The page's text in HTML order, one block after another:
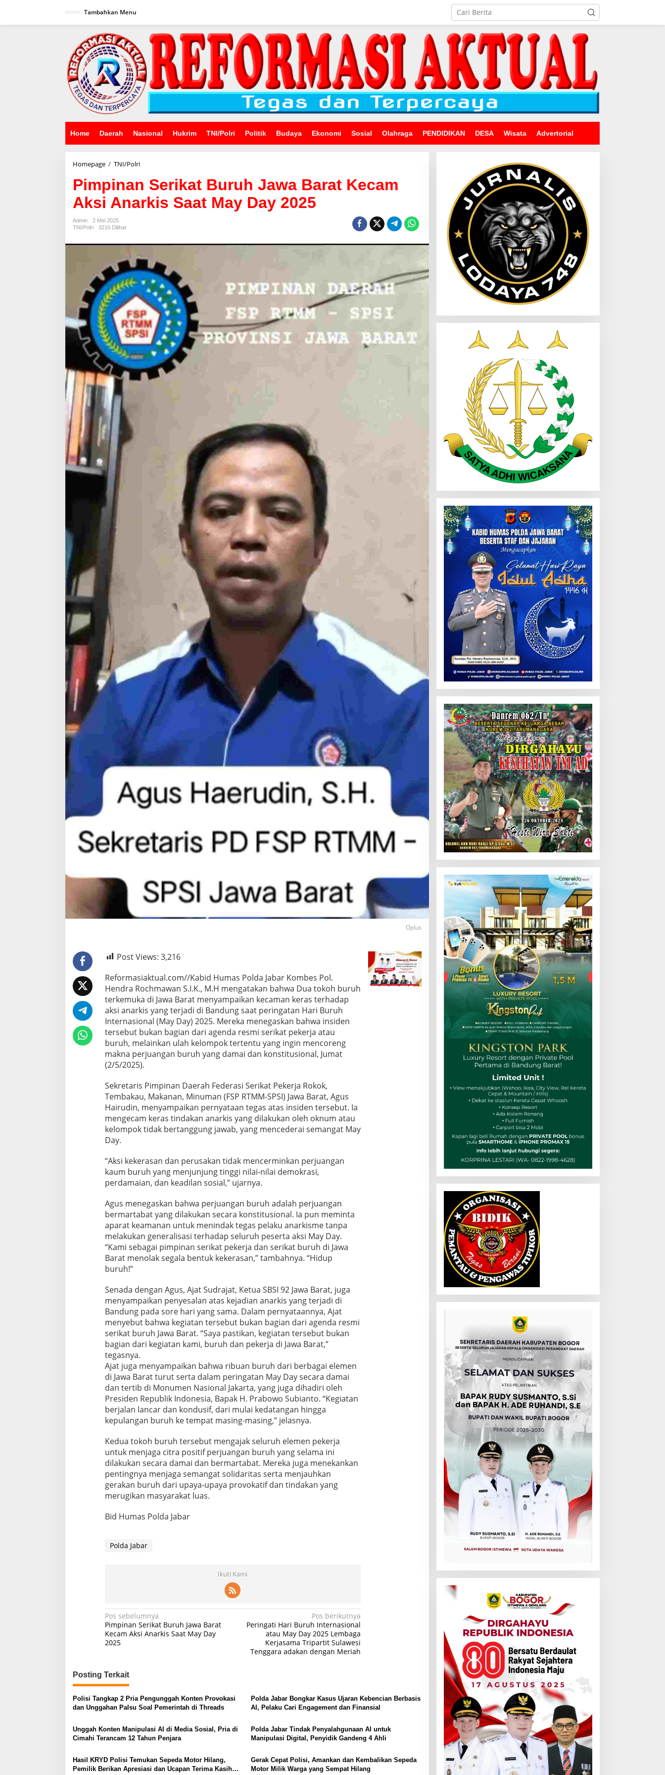
Tambahkan Menu
Home Daerah Nasional Hukrim TNI/Polri Politik Budaya Ekonomi Sosial Olahraga PENDIDIKAN DESA Wisata Advertorial
Homepage / TNI/PolriPimpinan
Buruh
Jawa
Barat
Kecam
May
2025
Pimpinan Serikat Buruh Jawa Barat Kecam
Aksi Anarkis Saat May Day 2025
Admin
2 Mei 2025
TNI/Polri
3216 Dilihat
Oplus
Post Views: 3,216
Reformasiaktual.com//Kabid Humas Polda Jabar Kombes Pol.
Hendra Rochmawan S.I.K., M.H mengatakan bahwa Dua tokoh buruh
terkemuka di Jawa Barat menyampaikan kecaman keras terhadap
aksi anarkis yang terjadi di Bandung saat peringatan Hari Buruh
Internasional (May Day) 2025. Mereka menegaskan bahwa insiden
tersebut bukan bagian dari agenda resmi serikat pekerja atau
buruh, melainkan ulah kelompok tertentu yang ingin mencoreng
makna perjuangan buruh yang damai dan konstitusional, Jumat
(2/5/2025).
Sekretaris Pimpinan Daerah Federasi Serikat Pekerja Rokok,
Tembakau, Makanan, Minuman (FSP RTMM-SPSI) Jawa Barat, Agus
Hairudin, menyampaikan pernyataan tegas atas insiden tersebut. Ia
mengecam keras tindakan anarkis yang dilakukan oleh oknum atau
kelompok tidak bertanggung jawab, yang mencederai semangat May
Day.
“Aksi kekerasan dan perusakan tidak mencerminkan perjuangan
kaum buruh yang menjunjung tinggi nilai-nilai demokrasi,
perdamaian, dan keadilan sosial,” ujarnya.
Agus menegaskan bahwa perjuangan buruh adalah perjuangan
bermartabat yang dilakukan secara konstitusional. Ia pun meminta
aparat keamanan untuk menindak tegas pelaku anarkisme tanpa
melakukan generalisasi terhadap seluruh peserta aksi May Day.
“Kami sebagai pimpinan serikat pekerja dan serikat buruh di Jawa
Barat menolak segala bentuk kekerasan,” tambahnya. “Hidup
buruh!”
Senada dengan Agus, Ajat Sudrajat, Ketua SBSI 92 Jawa Barat, juga
menyampaikan penyesalan atas kejadian anarkis yang terjadi di
Bandung pada sore hari yang sama. Dalam pernyataannya, Ajat
menyebut bahwa kegiatan tersebut bukan bagian dari agenda resmi
serikat buruh Jawa Barat. “Saya pastikan, kegiatan tersebut bukan
bagian dari kegiatan kami, buruh dan pekerja di Jawa Barat,”
tegasnya.
Ajat juga menyampaikan bahwa ribuan buruh dari berbagai elemen
di Jawa Barat turut serta dalam peringatan May Day secara damai
dan tertib di Monumen Nasional Jakarta, yang juga dihadiri oleh
Presiden Republik Indonesia, Bapak H. Prabowo Subianto. “Kegiatan
berjalan lancar dan kondusif, dari mulai kedatangan hingga
kepulangan buruh ke tempat masing-masing,” jelasnya.
Kedua tokoh buruh tersebut mengajak seluruh elemen pekerja
untuk menjaga citra positif perjuangan buruh yang selama ini
dilakukan secara damai dan bermartabat. Mereka juga menekankan
pentingnya menjaga semangat solidaritas serta menjauhkan
gerakan buruh dari upaya-upaya provokatif dan tindakan yang
merugikan masyarakat luas.
Bid Humas Polda Jabar
Polda Jabar
Ikuti Kami
Navigasi
pos
Pos sebelumnya
Pimpinan Serikat Buruh Jawa Barat
Kecam Aksi Anarkis Saat May Day
2025
Pos berikutnya
Peringati Hari Buruh Internasional
atau May Day 2025 Lembaga
Kerjasama Tripartit Sulawesi
Tenggara adakan dengan Meriah
Posting Terkait
Polisi Tangkap 2 Pria Pengunggah Konten Provokasi
dan Unggahan Palsu Soal Pemerintah di Threads
Polda Jabar Bongkar Kasus Ujaran Kebencian Berbasis
AI, Pelaku Cari Engagement dan Finansial
Unggah Konten Manipulasi AI di Media Sosial, Pria di
Cimahi Terancam 12 Tahun Penjara
Polda Jabar Tindak Penyalahgunaan AI untuk
Manipulasi Digital, Penyidik Gandeng 4 Ahli
Hasil KRYD Polisi Temukan Sepeda Motor Hilang,
Pemilik Berikan Apresiasi dan Ucapan Terima Kasih
Gerak Cepat Polisi, Amankan dan Kembalikan Sepeda
Motor Milik Warga yang Sempat Hilang